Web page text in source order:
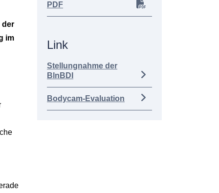
der
im
PDF
Link
Stellungnahme der
BlnBDI
Bodycam-Evaluation